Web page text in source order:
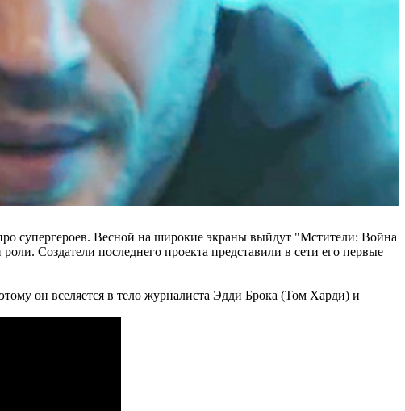
супергероев. Весной на широкие экраны выйдут "Мстители: Война
Создатели последнего проекта представили в сети его первые
он вселяется в тело журналиста Эдди Брока (Том Харди) и